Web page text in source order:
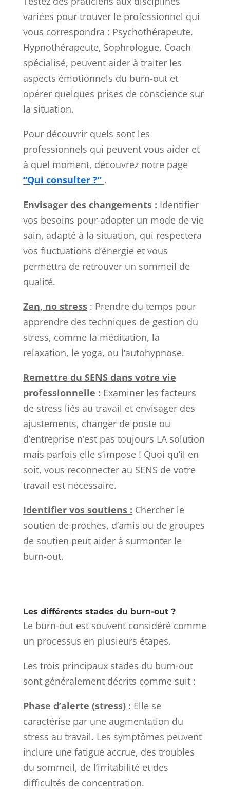
variées pour trouver le professionnel qui
vous correspondra : Psychothérapeute,
Hypnothérapeute, Sophrologue, Coach
spécialisé, peuvent aider à traiter les
aspects émotionnels du burn-out et
opérer quelques prises de conscience sur
la situation.
Pour découvrir quels sont les
professionnels qui peuvent vous aider et
à quel moment, découvrez notre page
“Qui consulter ?” .
Envisager des changements : Identifier
vos besoins pour adopter un mode de vie
sain, adapté à la situation, qui respectera
vos fluctuations d’énergie et vous
permettra de retrouver un sommeil de
qualité.
Zen, no stress: Prendre du temps pour
apprendre des techniques de gestion du
stress, comme la méditation, la
relaxation, le yoga, ou l’autohypnose.
Remettre du SENS dans votre vie
professionnelle : Examiner les facteurs
de stress liés au travail et envisager des
ajustements, changer de poste ou
d’entreprise n’est pas toujours LA solution
mais parfois elle s’impose ! Quoi qu’il en
soit, vous reconnecter au SENS de votre
travail est nécessaire.
Identifier vos soutiens : Chercher le
soutien de proches, d’amis ou de groupes
de soutien peut aider à surmonter le
burn-out.
Les différents stades du burn-out ?
Le burn-out est souvent considéré comme
un processus en plusieurs étapes.
Les trois principaux stades du burn-out
sont généralement décrits comme suit :
Phase d’alerte (stress) : Elle se
caractérise par une augmentation du
stress au travail. Les symptômes peuvent
inclure une fatigue accrue, des troubles
du sommeil, de l’irritabilité et des
difficultés de concentration.